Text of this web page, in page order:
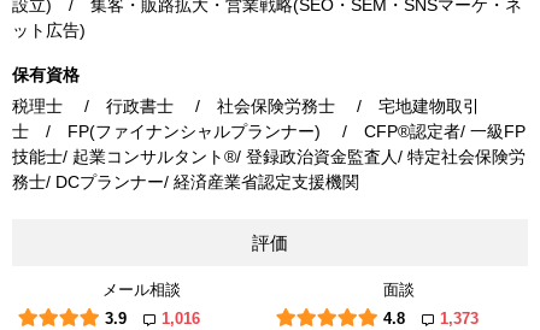
設立) / 集客・販路拡大・営業戦略(SEO・SEM・SNSマーケ・ネ
ット広告)
保有資格
税理士 / 行政書士 / 社会保険労務士 / 宅地建物取引
士 / FP(ファイナンシャルプランナー) / CFP®認定者/ 一級FP
技能士/ 起業コンサルタント®/ 登録政治資金監査人/ 特定社会保険労
務士/ DCプランナー/ 経済産業省認定支援機関
評価
メール相談
3.9
1,016
面談
4.8
1,373